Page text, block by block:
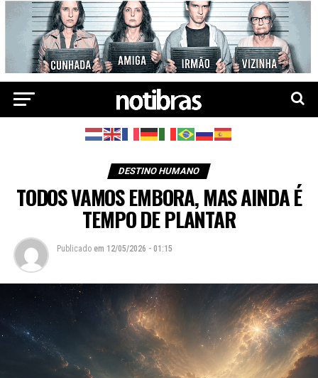
DESTINO HUMANO
TODOS VAMOS EMBORA, MAS AINDA É
TEMPO DE PLANTAR
Publicado em 12/05/2026 - 01:15